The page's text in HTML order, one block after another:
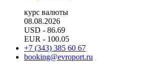
курс валюты
08.08.2026
USD - 86.69
EUR - 100.05
+7 (343) 385 60 67
booking@evroport.ru